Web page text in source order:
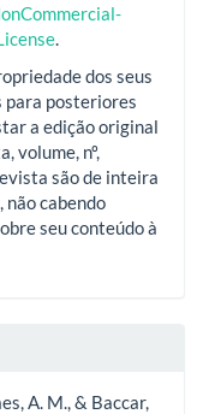
dos seus
para posteriores
a edição original
volume, nº,
são de inteira
não cabendo
seu conteúdo à
A. M., & Baccar,